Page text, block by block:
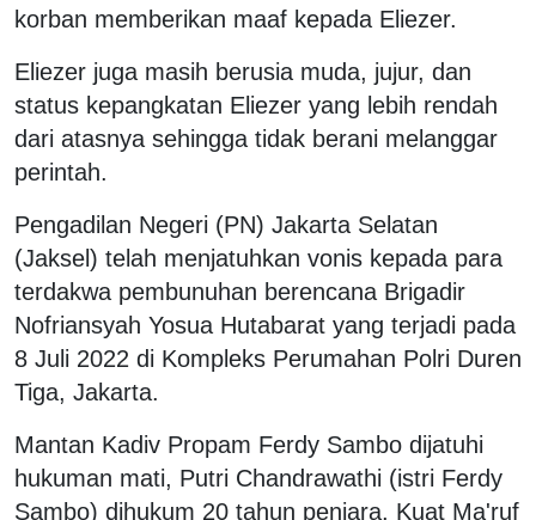
korban memberikan maaf kepada Eliezer.
Eliezer juga masih berusia muda, jujur, dan
status kepangkatan Eliezer yang lebih rendah
dari atasnya sehingga tidak berani melanggar
perintah.
Pengadilan Negeri (PN) Jakarta Selatan
(Jaksel) telah menjatuhkan vonis kepada para
terdakwa pembunuhan berencana Brigadir
Nofriansyah Yosua Hutabarat yang terjadi pada
8 Juli 2022 di Kompleks Perumahan Polri Duren
Tiga, Jakarta.
Mantan Kadiv Propam Ferdy Sambo dijatuhi
hukuman mati, Putri Chandrawathi (istri Ferdy
Sambo) dihukum 20 tahun penjara, Kuat Ma'ruf